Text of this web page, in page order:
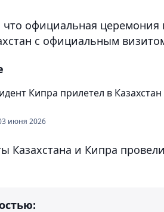
официальная церемония
с официальным
Кипра прилетел в
июня 2026
Казахстана и Кипра